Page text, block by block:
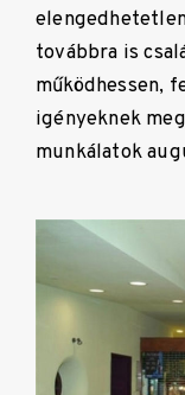
továbbra is
működhessen,
igényeknek
munkálatok